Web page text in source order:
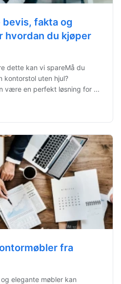
fakta og
hvordan du kjøper
dette kan vi spareMå du
kontorstol uten hjul?
være en perfekt løsning for ...
fra
elegante møbler kan